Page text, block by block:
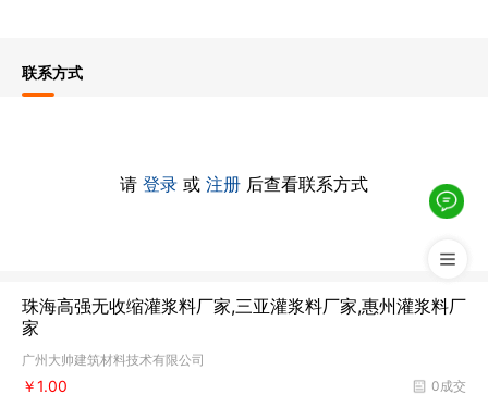
联系方式
请 登录 或 注册 后查看联系方式
珠海高强无收缩灌浆料厂家,三亚灌浆料厂家,惠州灌浆料厂
家
广州大帅建筑材料技术有限公司
0成交
￥1.00